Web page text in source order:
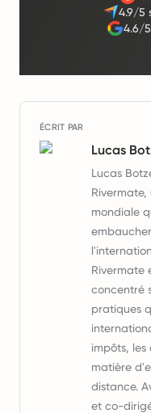
4.9/5
4.6/
ÉCRIT PAR
Lucas
Lucas
mondiale
Rivermate
concentré
pratiques
impôts,
matière
distance.
et co-